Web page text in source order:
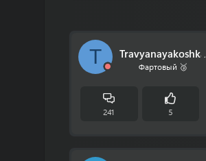
T Travyanayakoshka
Фартовый 🥉
241 5